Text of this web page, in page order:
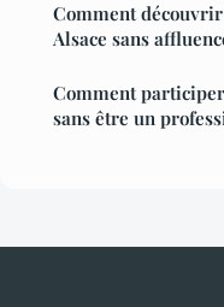
Comment
Alsace sans
Comment
sans être un